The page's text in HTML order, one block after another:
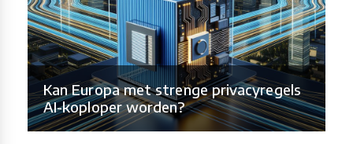
Kan Europa met strenge privacyregels
AI-koploper worden?